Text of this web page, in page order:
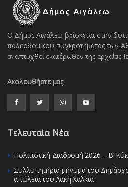
Ο Δήμος Αιγάλεω βρίσκεται στην
πολεοδομικού συγκροτήματος των
αναπτυχθεί εκατέρωθεν της αρχαίας
Ακολουθήστε μας
Τελευταία Νέα
Πολιτιστική Διαδρομή 2026 – Β’
Συλλυπητήριο μήνυμα του
απώλεια του Λάκη Χαλκιά